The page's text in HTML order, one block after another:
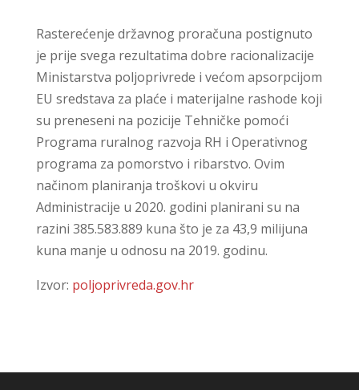
Rasterećenje državnog proračuna postignuto
je prije svega rezultatima dobre racionalizacije
Ministarstva poljoprivrede i većom apsorpcijom
EU sredstava za plaće i materijalne rashode koji
su preneseni na pozicije Tehničke pomoći
Programa ruralnog razvoja RH i Operativnog
programa za pomorstvo i ribarstvo. Ovim
načinom planiranja troškovi u okviru
Administracije u 2020. godini planirani su na
razini 385.583.889 kuna što je za 43,9 milijuna
kuna manje u odnosu na 2019. godinu.
Izvor: poljoprivreda.gov.hr